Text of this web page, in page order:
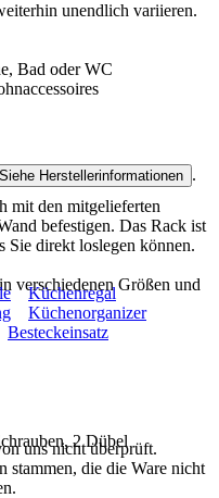
unendlich variieren.
Bad oder WC
mit den mitgelieferten
befestigen. Das Rack ist
Sie direkt loslegen können.
verschiedenen Größen und
2 Dübel
Siehe Herstellerinformationen .
Küchenregal
Küchenorganizer
Besteckeinsatz
uns nicht überprüft.
stammen, die die Ware nicht